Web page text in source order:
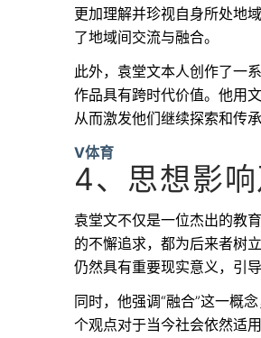
更加理解并珍视自身所处地
了地域间交流与融合。
此外，袁堂文本人创作了一
作品具有跨时代价值。他用
从而激发他们继续探索和传
V体育
4、思想影
袁堂文不仅是一位杰出的教
的不懈追求，都为后来者树
仍然具有重要现实意义，引
同时，他强调“融合”这一概
个观点对于当今社会依然适